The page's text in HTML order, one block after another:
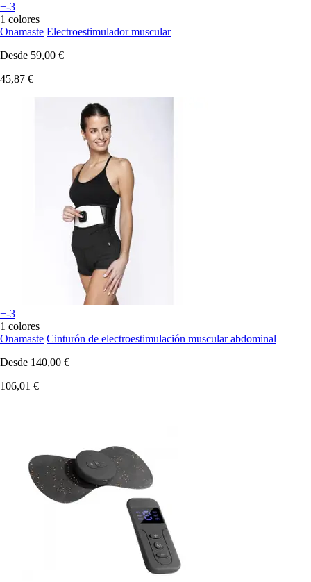
+-3
1 colores
Onamaste Electroestimulador muscular
Desde 59,00 €
45,87 €
+-3
1 colores
Onamaste Cinturón de electroestimulación muscular abdominal
Desde 140,00 €
106,01 €